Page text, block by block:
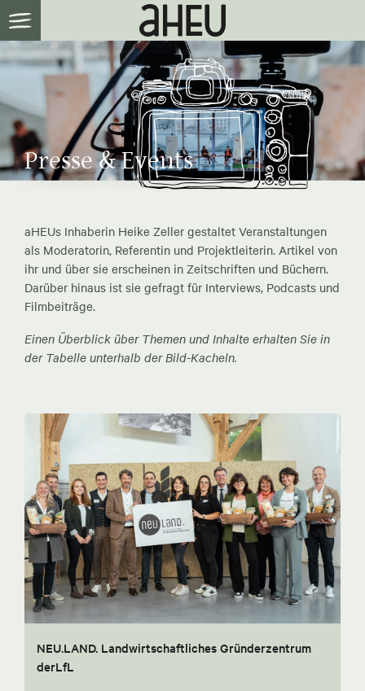
Presse & Events
aHEUs Inhaberin Heike Zeller gestaltet Veranstaltungen
als Moderatorin, Referentin und Projektleiterin. Artikel von
ihr und über sie erscheinen in Zeitschriften und Büchern.
Darüber hinaus ist sie gefragt für Interviews, Podcasts und
Filmbeiträge.
Einen Überblick über Themen und Inhalte erhalten Sie in
der Tabelle unterhalb der Bild-Kacheln.
NEU.LAND. Landwirtschaftliches Gründerzentrum
derLfL